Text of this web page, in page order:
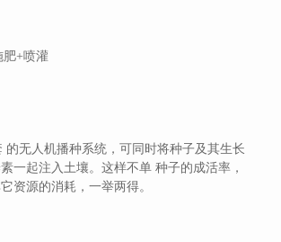
肥+喷灌
的无人机播种系统，可同时将种子及其生长
一起注入土壤。这样不单 种子的成活率，
资源的消耗，一举两得。